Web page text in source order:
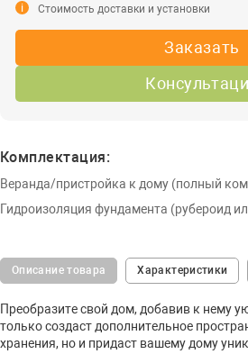
Заказать
i Стоимость доставки и установки
Комплектация:
Веранда/пристройка к дому (полный
Гидроизоляция фундамента (рубероид
Описание товара Характеристики
Преобразите свой дом, добавив к нему
только создаст дополнительное
хранения, но и придаст вашему дому